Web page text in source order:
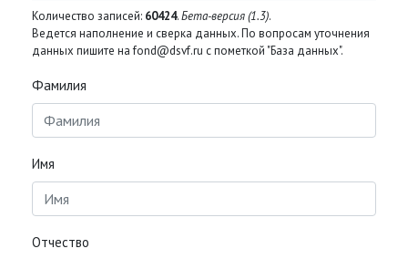
Количество записей: 60424.Бета-версия (1.3).
Ведется наполнение и сверка данных. По вопросам уточнения
данных пишите на fond@dsvf.ru с пометкой "База данных".
Фамилия
Имя
Отчество